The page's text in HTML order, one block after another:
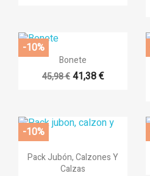
 Vista rápida
Bonete
45,98 €41,38 €
-10%
 Vista rápida
Pack Jubón, Calzones Y
Calzas
-10%